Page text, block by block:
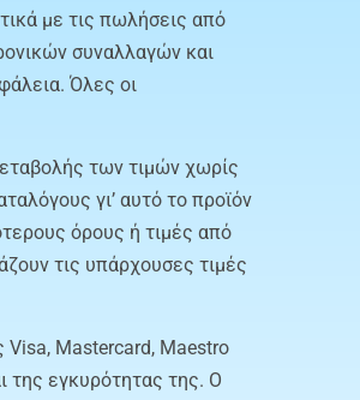
με τις πωλήσεις από
συναλλαγών και
Όλες οι
των τιμών χωρίς
γι’ αυτό το προϊόν
όρους ή τιμές από
τις υπάρχουσες τιμές
Visa, Mastercard, Maestro
της εγκυρότητας της. Ο